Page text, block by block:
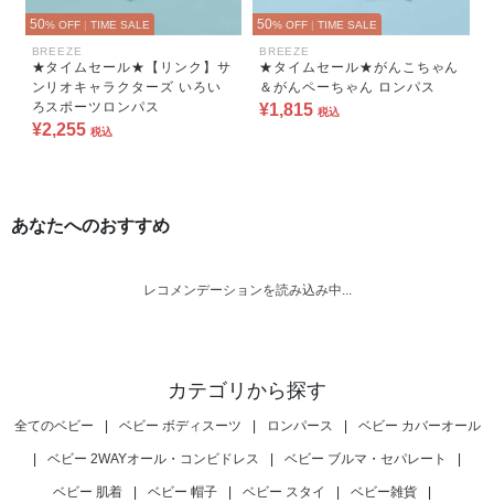
50% OFF | TIME SALE
BREEZE
★タイムセール★【リンク】サ
ンリオキャラクターズ いろい
ろスポーツロンパス
¥2,255 税込
50% OFF | TIME SALE
BREEZE
★タイムセール★がんこちゃん
＆がんペーちゃん ロンパス
¥1,815 税込
あなたへのおすすめ
レコメンデーションを読み込み中...
カテゴリから探す
全てのベビー ベビー ボディスーツ ロンパース ベビー カバーオール
ベビー 2WAYオール・コンビドレス ベビー ブルマ・セパレート
ベビー 肌着 ベビー 帽子 ベビー スタイ ベビー雑貨